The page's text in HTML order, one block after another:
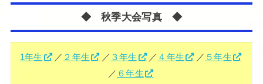
◆ 秋季大会写真 ◆
1年生 ／ ２年生 ／ ３年生 ／ ４年生 ／ ５年生
／ ６年生